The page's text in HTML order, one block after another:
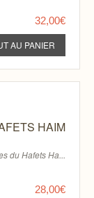
32,00€
HAIM
du Hafets Ha...
28,00€